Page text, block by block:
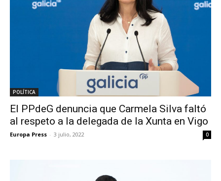
POLÍTICA
El PPdeG denuncia que Carmela Silva faltó
al respeto a la delegada de la Xunta en Vigo
Europa Press - 3 julio, 2022 0